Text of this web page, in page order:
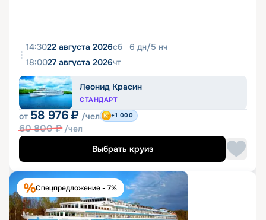
14:3022 августа 2026сб 6 дн/5 нч
18:0027 августа 2026чт
Леонид Красин
СТАНДАРТ
от 58 976 ₽ /чел
60 800₽ /чел
+1 000
Выбрать круиз
Спецпредложение - 7%